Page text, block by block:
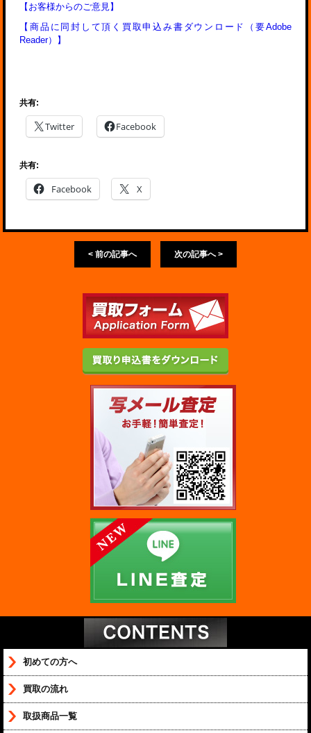
【お客様からのご意見】
【商品に同封して頂く買取申込み書ダウンロード（要Adobe
Reader）】
共有:
Twitter Facebook
共有:
Facebook X
< 前の記事へ 次の記事へ >
初めての方へ
買取の流れ
取扱商品一覧